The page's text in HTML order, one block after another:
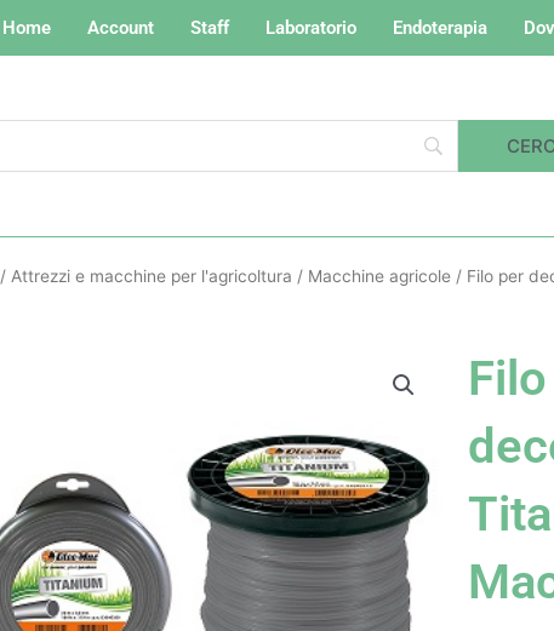
Home Account Staff Laboratorio Endoterapia
/ Attrezzi e macchine per l'agricoltura / Macchine agricole / Filo per